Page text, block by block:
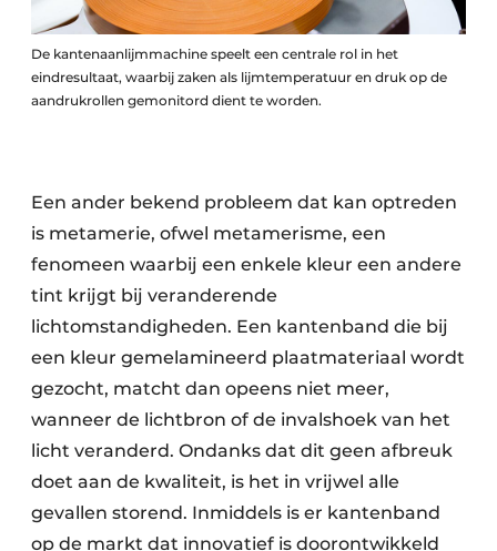
De kantenaanlijmmachine speelt een centrale rol in het
eindresultaat, waarbij zaken als lijmtemperatuur en druk op de
aandrukrollen gemonitord dient te worden.
Een ander bekend probleem dat kan optreden
is metamerie, ofwel metamerisme, een
fenomeen waarbij een enkele kleur een andere
tint krijgt bij veranderende
lichtomstandigheden. Een kantenband die bij
een kleur gemelamineerd plaatmateriaal wordt
gezocht, matcht dan opeens niet meer,
wanneer de lichtbron of de invalshoek van het
licht veranderd. Ondanks dat dit geen afbreuk
doet aan de kwaliteit, is het in vrijwel alle
gevallen storend. Inmiddels is er kantenband
op de markt dat innovatief is doorontwikkeld